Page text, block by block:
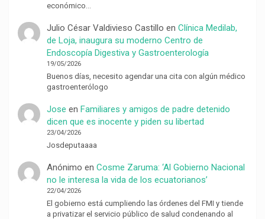
económico…
Julio César Valdivieso Castillo en Clínica Medilab,
de Loja, inaugura su moderno Centro de
Endoscopía Digestiva y Gastroenterología
19/05/2026
Buenos días, necesito agendar una cita con algún médico
gastroenterólogo
Jose en Familiares y amigos de padre detenido
dicen que es inocente y piden su libertad
23/04/2026
Josdeputaaaa
Anónimo en Cosme Zaruma: ‘Al Gobierno Nacional
no le interesa la vida de los ecuatorianos’
22/04/2026
El gobierno está cumpliendo las órdenes del FMI y tiende
a privatizar el servicio público de salud condenando al